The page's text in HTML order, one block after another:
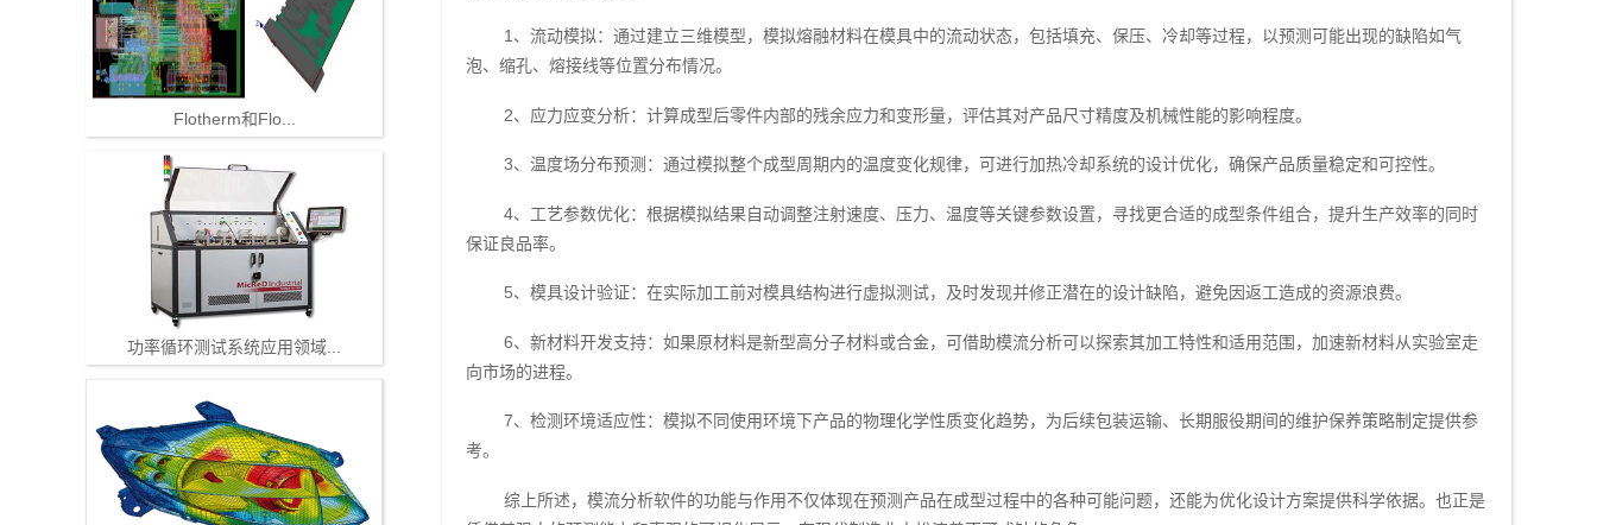
Flotherm和Flo...
功率循环测试系统应用领域...
1、流动模拟：通过建立三维模型，模拟熔融材料在模具中的流动状态，包括填充、保压、冷却等过程，以预测可能出现的缺陷如气
泡、缩孔、熔接线等位置分布情况。
2、应力应变分析：计算成型后零件内部的残余应力和变形量，评估其对产品尺寸精度及机械性能的影响程度。
3、温度场分布预测：通过模拟整个成型周期内的温度变化规律，可进行加热冷却系统的设计优化，确保产品质量稳定和可控性。
4、工艺参数优化：根据模拟结果自动调整注射速度、压力、温度等关键参数设置，寻找更合适的成型条件组合，提升生产效率的同时
保证良品率。
5、模具设计验证：在实际加工前对模具结构进行虚拟测试，及时发现并修正潜在的设计缺陷，避免因返工造成的资源浪费。
6、新材料开发支持：如果原材料是新型高分子材料或合金，可借助模流分析可以探索其加工特性和适用范围，加速新材料从实验室走
向市场的进程。
7、检测环境适应性：模拟不同使用环境下产品的物理化学性质变化趋势，为后续包装运输、长期服役期间的维护保养策略制定提供参
考。
综上所述，模流分析软件的功能与作用不仅体现在预测产品在成型过程中的各种可能问题，还能为优化设计方案提供科学依据。也正是